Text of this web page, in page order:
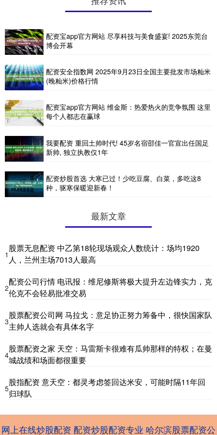
配资宝app官方网站 尽享科技与美食盛宴! 2025东莞台
博会开幕
配资安全指数网 2025年9月23日全国主要批发市场籼米
(晚籼米)价格行情
配资宝app官方网站 维金斯：热爱热火的竞争氛围 这里
每个人都志在赢球
我要配资 重回土帅时代! 45岁名宿邵佳一官宣出任国足
新帅, 独立执教仅1年
配资炒股首选 大寒已过！少吃豆腐、白菜，多吃这8
种，驱寒保暖迎新春！
最新文章
1
股票无息配资 中乙第18轮现场观众人数统计：场均1920
人，兰州主场7013人最高
2
配资公司行情 电讯报：维尼修斯将极大提升左边锋实力，克
伦克不会轻易批准交易
3
股票配资公司网 马拉戈：意足协正努力筹备中，很快国家队
主帅人选就会有具体名字
4
股票配资之家 天空：马雷斯卡很难有瓜帅那样的特权；在曼
城战绩和场面都很重要
5
股指配资 意天空：都灵考虑签回达米安，可能时隔11年回
归球队
网上在线炒股配资 配资炒股配资专业 哈尔滨股票配资公